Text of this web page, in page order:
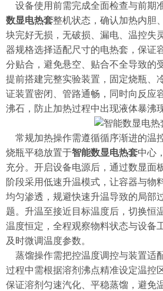
设备使用前需完成全面检查与前期
数显电热套整机状态，确认加热内胆
块完好无损，无破损、漏电、温控失
器规格选择适配尺寸的电热套，保证
分贴合，避免悬空、贴合不全导致的
提前搭建完整实验装置，固定烧瓶、
证装置密闭、管路通畅，同时向反应
沸石，防止加热过程中出现液体暴沸
常规加热操作需遵循循序渐进的温
烧瓶平稳放置于智能数显电热套中心
充分。开启设备电源后，通过数显面
阶段采用低速升温模式，让容器与物
均匀渗透，规避快速升温导致的局部
题。升温至接近目标温度后，切换恒
温度恒定，全程观察物料状态与设备
及时微调温度参数。
蒸馏操作需把控温度调控与装置适
过程中需根据溶剂沸点精准设定温控
保证溶剂匀速汽化、平稳蒸馏，避免